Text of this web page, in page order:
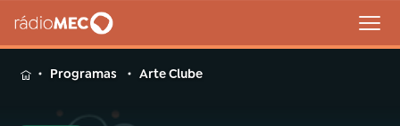
MENUProgramas Arte Clube